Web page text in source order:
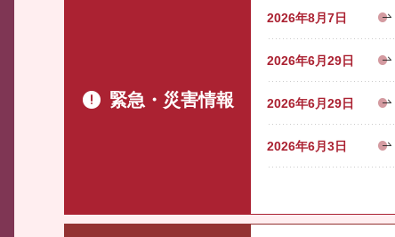
緊急・災害情報
2026年8月7日
2026年6月29日
2026年6月29日
2026年6月3日